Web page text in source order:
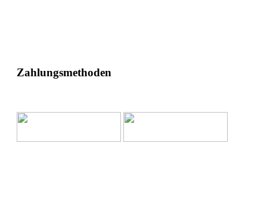
Zahlungsmethoden